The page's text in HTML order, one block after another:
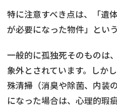
特に注意すべき点は、「遺
が必要になった物件」という
一般的に孤独死そのものは
象外とされています。しか
殊清掃（消臭や除菌、内装
になった場合は、心理的瑕